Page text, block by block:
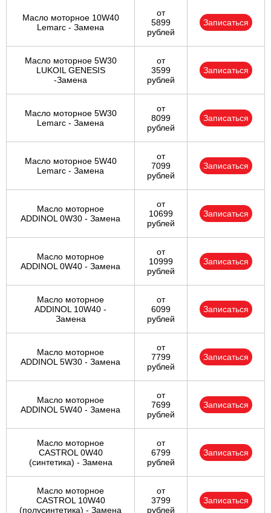
Масло моторное 10W40
Lemarc - Замена
от
5899
рублей
Записаться
Масло моторное 5W30
LUKOIL GENESIS
-Замена
от
3599
рублей
Записаться
Масло моторное 5W30
Lemarc - Замена
от
8099
рублей
Записаться
Масло моторное 5W40
Lemarc - Замена
от
7099
рублей
Записаться
Масло моторное
ADDINOL 0W30 - Замена
от
10699
рублей
Записаться
Масло моторное
ADDINOL 0W40 - Замена
от
10999
рублей
Записаться
Масло моторное
ADDINOL 10W40 -
Замена
от
6099
рублей
Записаться
Масло моторное
ADDINOL 5W30 - Замена
от
7799
рублей
Записаться
Масло моторное
ADDINOL 5W40 - Замена
от
7699
рублей
Записаться
Масло моторное
CASTROL 0W40
(синтетика) - Замена
от
6799
рублей
Записаться
Масло моторное
CASTROL 10W40
(полусинтетика) - Замена
от
3799
рублей
Записаться